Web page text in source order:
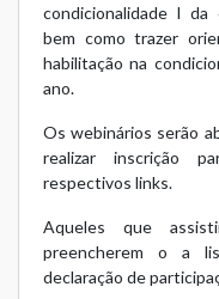
condicionalidade I da
bem como trazer
habilitação na
ano.
Os webinários serão
realizar inscrição
respectivos links.
Aqueles que
preencherem o a
declaração de